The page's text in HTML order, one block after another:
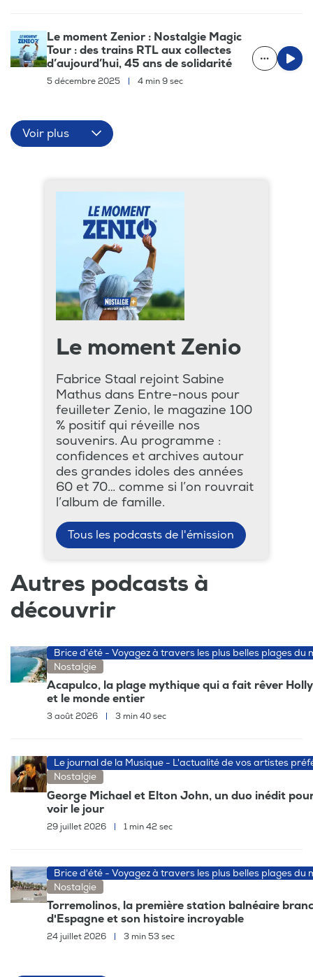
Le moment Zenior : Nostalgie Magic
Tour : des trains RTL aux collectes
d’aujourd’hui, 45 ans de solidarité
5 décembre 2025 | 4 min 9 sec
Voir plus
Le moment Zenio
Fabrice Staal rejoint Sabine
Mathus dans Entre-nous pour
feuilleter Zenio, le magazine 100
% positif qui réveille nos
souvenirs. Au programme :
confidences et archives autour
des grandes idoles des années
60 et 70… comme si l’on rouvrait
l’album de famille.
Tous les podcasts de l'émission
Autres podcasts à
découvrir
Brice d'été - Voyagez à travers les plus belles plages du
Nostalgie
Acapulco, la plage mythique qui a fait rêver
et le monde entier
3 août 2026 3 min 40 sec
Le journal de la Musique - L'actualité de vos artistes
Nostalgie
George Michael et Elton John, un duo inédit
voir le jour
29 juillet 2026 | 1 min 42 sec
Brice d'été - Voyagez à travers les plus belles plages du
Nostalgie
Torremolinos, la première station balnéaire
d'Espagne et son histoire incroyable
24 juillet 2026 3 min 53 sec